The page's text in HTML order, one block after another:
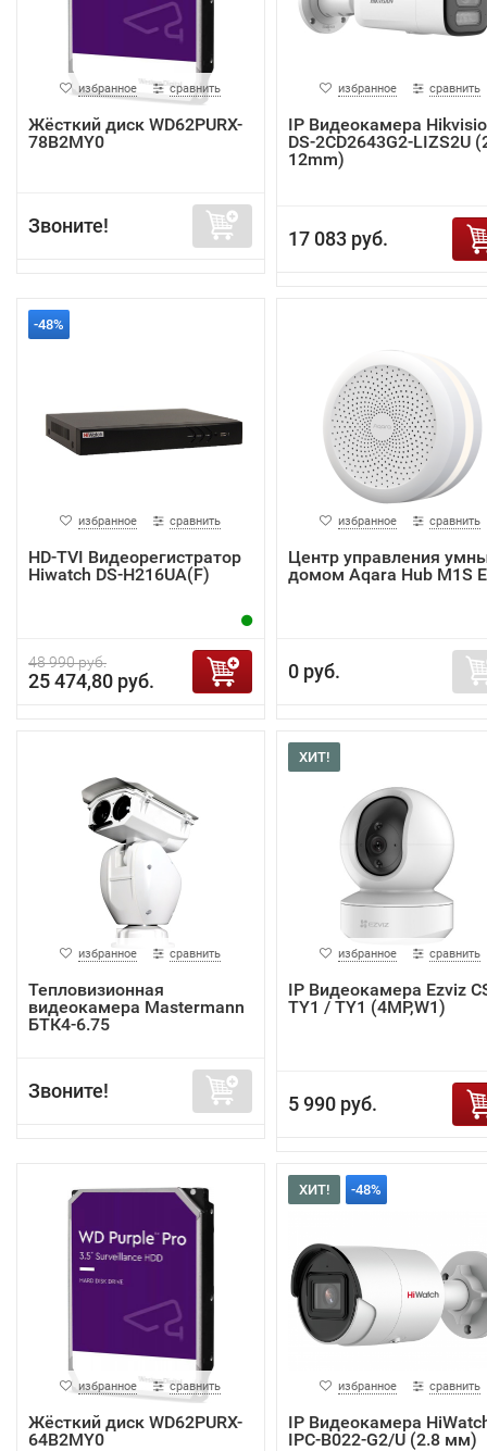
избранное сравнить
Жёсткий диск WD62PURX-
78B2MY0
Звоните!
избранное сравнить
IP Видеокамера
DS-2CD2643G2-LIZS2U
12mm)
17 083 руб.
-48%
избранное сравнить
HD-TVI Видеорегистратор
Hiwatch DS-H216UA(F)
48 990 руб.
25 474,80 руб.
избранное сравнить
Центр управления
домом Aqara Hub M1S
0 руб.
избранное сравнить
Тепловизионная
видеокамера Mastermann
БТК4-6.75
Звоните!
ХИТ!
избранное сравнить
IP Видеокамера Ezviz
TY1 / TY1 (4MP,W1)
5 990 руб.
избранное сравнить
Жёсткий диск WD62PURX-
64B2MY0
ХИТ! -48%
избранное сравнить
IP Видеокамера
IPC-B022-G2/U (2.8 мм)